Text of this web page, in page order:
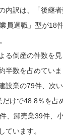
内訳は、「後継
員退職」型が18
る倒産の件数を
半数を占めていま
設業の79件、次
けで48.8％を占
、卸売業39件、
ています。